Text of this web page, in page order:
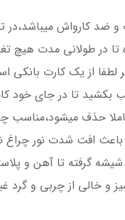
کارواش میباشد،در
در طولانی مدت هیچ
از یک کارت بانکی
بکشید تا در جای خود
حذف میشود،مناسب
افت شدت نور چراغ
گرفته تا آهن و
و خالی از چربی و گرد